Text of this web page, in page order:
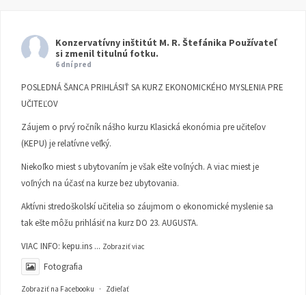
Konzervatívny inštitút M. R. Štefánika Používateľ
si zmenil titulnú fotku.
6 dní pred
POSLEDNÁ ŠANCA PRIHLÁSIŤ SA KURZ EKONOMICKÉHO MYSLENIA PRE
UČITEĽOV
Záujem o prvý ročník nášho kurzu Klasická ekonómia pre učiteľov
(KEPU) je relatívne veľký.
Niekoľko miest s ubytovaním je však ešte voľných. A viac miest je
voľných na účasť na kurze bez ubytovania.
Aktívni stredoškolskí učitelia so záujmom o ekonomické myslenie sa
tak ešte môžu prihlásiť na kurz DO 23. AUGUSTA.
VIAC INFO: kepu.ins ... Zobraziť viac
Fotografia
Zobraziť na Facebooku · Zdieľať